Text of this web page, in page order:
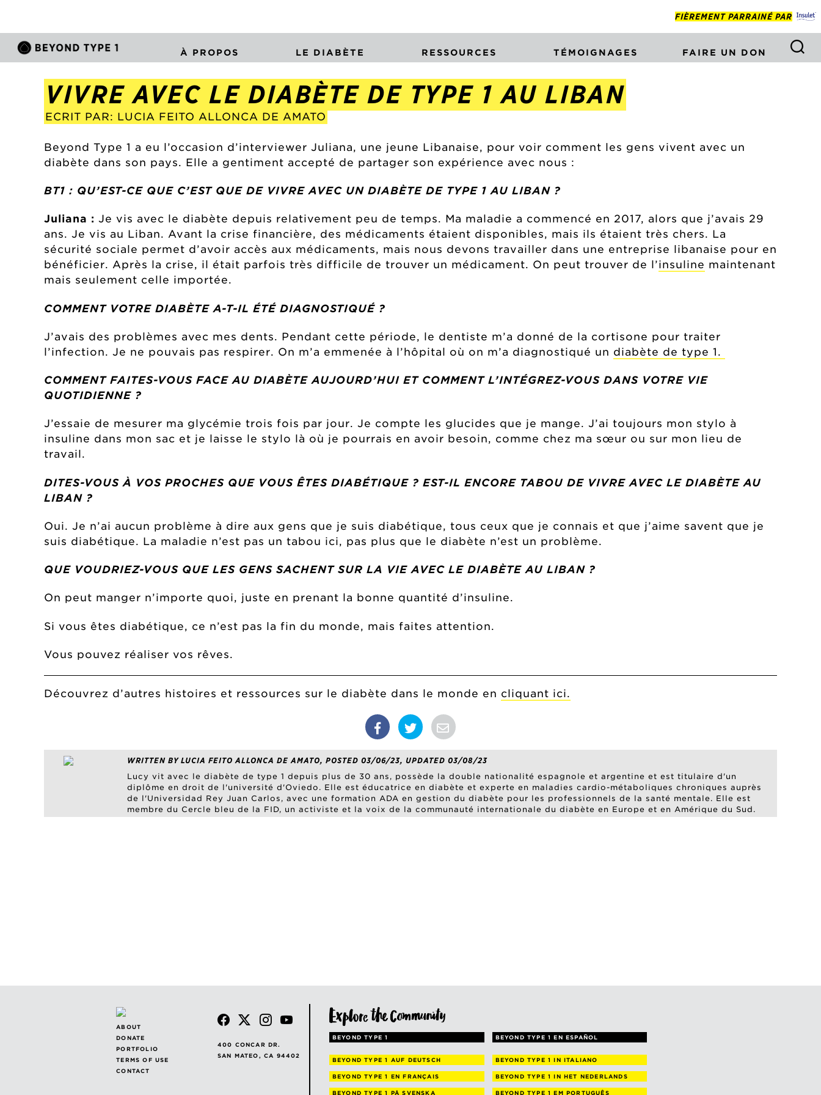
FIÈREMENT PARRAINÉ PAR
À PROPOS LE DIABÈTE RESSOURCES TÉMOIGNAGES FAIRE UN DON
VIVRE AVEC LE DIABÈTE DE TYPE 1 AU LIBAN
ECRIT PAR: LUCIA FEITO ALLONCA DE AMATO
Beyond Type 1 a eu l’occasion d’interviewer Juliana, une jeune Libanaise, pour voir comment les gens vivent avec un
diabète dans son pays. Elle a gentiment accepté de partager son expérience avec nous :
BT1 : QU’EST-CE QUE C’EST QUE DE VIVRE AVEC UN DIABÈTE DE TYPE 1 AU LIBAN ?
Juliana : Je vis avec le diabète depuis relativement peu de temps. Ma maladie a commencé en 2017, alors que j’avais 29
ans. Je vis au Liban. Avant la crise financière, des médicaments étaient disponibles, mais ils étaient très chers. La
sécurité sociale permet d’avoir accès aux médicaments, mais nous devons travailler dans une entreprise libanaise pour en
bénéficier. Après la crise, il était parfois très difficile de trouver un médicament. On peut trouver de l’insuline maintenant
mais seulement celle importée.
COMMENT VOTRE DIABÈTE A-T-IL ÉTÉ DIAGNOSTIQUÉ ?
J’avais des problèmes avec mes dents. Pendant cette période, le dentiste m’a donné de la cortisone pour traiter
l’infection. Je ne pouvais pas respirer. On m’a emmenée à l’hôpital où on m’a diagnostiqué un diabète de type 1.
COMMENT FAITES-VOUS FACE AU DIABÈTE AUJOURD’HUI ET COMMENT L’INTÉGREZ-VOUS DANS VOTRE VIE
QUOTIDIENNE ?
J’essaie de mesurer ma glycémie trois fois par jour. Je compte les glucides que je mange. J’ai toujours mon stylo à
insuline dans mon sac et je laisse le stylo là où je pourrais en avoir besoin, comme chez ma sœur ou sur mon lieu de
travail.
DITES-VOUS À VOS PROCHES QUE VOUS ÊTES DIABÉTIQUE ? EST-IL ENCORE TABOU DE VIVRE AVEC LE DIABÈTE AU
LIBAN ?
Oui. Je n’ai aucun problème à dire aux gens que je suis diabétique, tous ceux que je connais et que j’aime savent que je
suis diabétique. La maladie n’est pas un tabou ici, pas plus que le diabète n’est un problème.
QUE VOUDRIEZ-VOUS QUE LES GENS SACHENT SUR LA VIE AVEC LE DIABÈTE AU LIBAN ?
On peut manger n’importe quoi, juste en prenant la bonne quantité d’insuline.
Si vous êtes diabétique, ce n’est pas la fin du monde, mais faites attention.
Vous pouvez réaliser vos rêves.
Découvrez d’autres histoires et ressources sur le diabète dans le monde en cliquant ici.
WRITTEN BY LUCIA FEITO ALLONCA DE AMATO, POSTED 03/06/23, UPDATED 03/08/23
Lucy vit avec le diabète de type 1 depuis plus de 30 ans, possède la double nationalité espagnole et argentine et est titulaire d'un
diplôme en droit de l'université d'Oviedo. Elle est éducatrice en diabète et experte en maladies cardio-métaboliques chroniques auprès
de l'Universidad Rey Juan Carlos, avec une formation ADA en gestion du diabète pour les professionnels de la santé mentale. Elle est
membre du Cercle bleu de la FID, un activiste et la voix de la communauté internationale du diabète en Europe et en Amérique du Sud.
ABOUT
DONATE
PORTFOLIO
TERMS OF USE
CONTACT
400 CONCAR DR.
SAN MATEO, CA 94402
BEYOND TYPE 1 BEYOND TYPE 1 EN ESPAÑOL
BEYOND TYPE 1 AUF DEUTSCH BEYOND TYPE 1IN ITALIANO
BEYOND TYPE 1 EN FRANÇAIS BEYOND TYPE 1IN HET NEDERLANDS
BEYOND TYPE 1 PÅ SVENSKA BEYOND TYPE 1EM PORTUGUÊS